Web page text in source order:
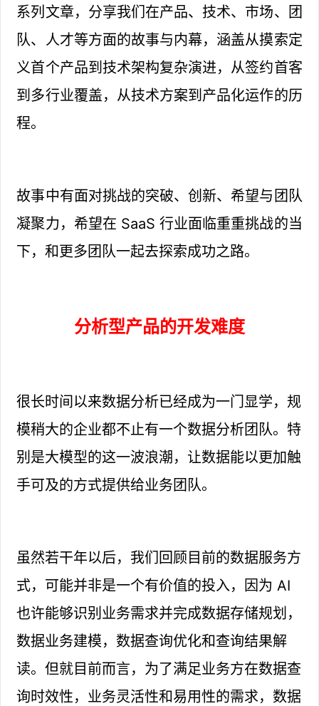
系列文章，分享我们在产品、技术、市场、团
队、人才等方面的故事与内幕，涵盖从摸索定
义首个产品到技术架构复杂演进，从签约首客
到多行业覆盖，从技术方案到产品化运作的历
程。
故事中有面对挑战的突破、创新、希望与团队
凝聚力，希望在 SaaS 行业面临重重挑战的当
下，和更多团队一起去探索成功之路。
分析型产品的开发难度
很长时间以来数据分析已经成为一门显学，规
模稍大的企业都不止有一个数据分析团队。特
别是大模型的这一波浪潮，让数据能以更加触
手可及的方式提供给业务团队。
虽然若干年以后，我们回顾目前的数据服务方
式，可能并非是一个有价值的投入，因为 AI
也许能够识别业务需求并完成数据存储规划，
数据业务建模，数据查询优化和查询结果解
读。但就目前而言，为了满足业务方在数据查
询时效性，业务灵活性和易用性的需求，数据